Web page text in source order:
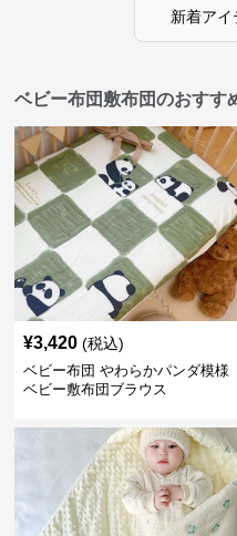
新着ア
ベビー布団敷布団のおすす
¥3,420 (税込)
ベビー布団 やわらかパンダ模様
ベビー敷布団ブラウス